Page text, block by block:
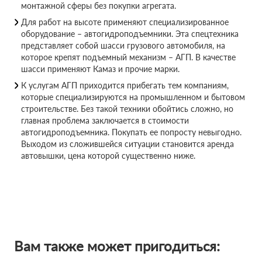
монтажной сферы без покупки агрегата.
Для работ на высоте применяют специализированное
оборудование – автогидроподъемники. Эта спецтехника
представляет собой шасси грузового автомобиля, на
которое крепят подъемный механизм – АГП. В качестве
шасси применяют Камаз и прочие марки.
К услугам АГП приходится прибегать тем компаниям,
которые специализируются на промышленном и бытовом
строительстве. Без такой техники обойтись сложно, но
главная проблема заключается в стоимости
автогидроподъемника. Покупать ее попросту невыгодно.
Выходом из сложившейся ситуации становится аренда
автовышки, цена которой существенно ниже.
Вам также может пригодиться: